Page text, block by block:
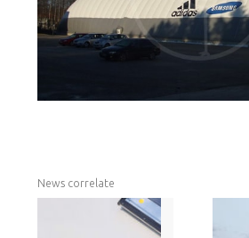
News correlate